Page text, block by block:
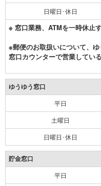
日曜日･休日
※ 窓口業務、ATMを一時休止
※郵便のお取扱いについて、
窓口カウンターで営業してい
ゆうゆう窓口
平日
土曜日
日曜日･休日
貯金窓口
平日